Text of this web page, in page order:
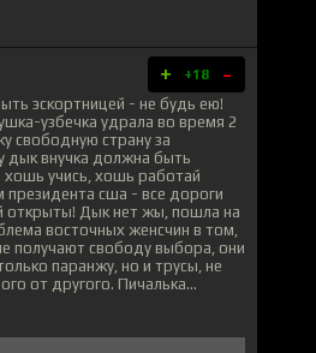
+ +18 -
эскортницей - не будь ею!
узбечка удрала во время 2
свободную страну за
дык внучка должна быть
учись, хошь работай
сша - все дороги
открыты! Дык нет жы, пошла на
восточных женсчин в том,
получают свободу выбора, они
паранжу, но и трусы, не
от другого. Пичалька...